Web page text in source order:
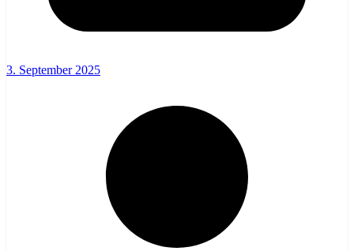
3. September 2025